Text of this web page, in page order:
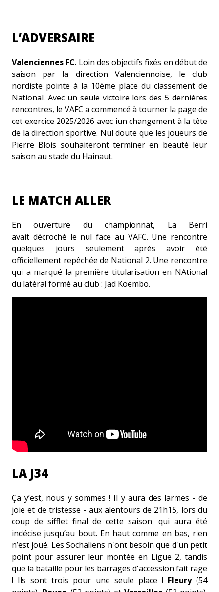
L’ADVERSAIRE
Valenciennes FC. Loin des objectifs fixés en début de
saison par la direction Valenciennoise, le club
nordiste pointe à la 10ème place du classement de
National. Avec un seule victoire lors des 5 dernières
rencontres, le VAFC a commencé à tourner la page de
cet exercice 2025/2026 avec iun changement à la tête
de la direction sportive. Nul doute que les joueurs de
Pierre Blois souhaiteront terminer en beauté leur
saison au stade du Hainaut.
LE MATCH ALLER
En ouverture du championnat, La Berri
avait décroché le nul face au VAFC. Une rencontre
quelques jours seulement après avoir été
officiellement repêchée de National 2. Une rencontre
qui a marqué la première titularisation en NAtional
du latéral formé au club : Jad Koembo.
LA J34
Ça y’est, nous y sommes ! Il y aura des larmes - de
joie et de tristesse - aux alentours de 21h15, lors du
coup de sifflet final de cette saison, qui aura été
indécise jusqu’au bout. En haut comme en bas, rien
n’est joué. Les Sochaliens n'ont besoin que d'un petit
point pour assurer leur montée en Ligue 2, tandis
que la bataille pour les barrages d'accession fait rage
! Ils sont trois pour une seule place ! Fleury(54